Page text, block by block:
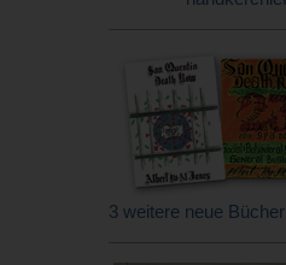
3 weitere neue